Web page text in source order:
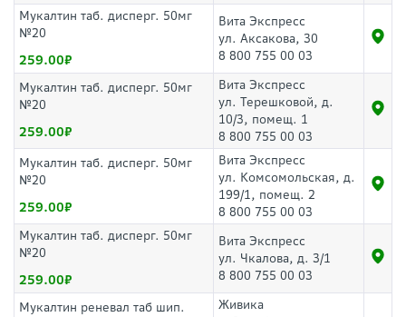
Мукалтин таб. дисперг. 50мг
№20
259.00
Вита Экспресс
ул. Аксакова, 30
8 800 755 00 03
Мукалтин таб. дисперг. 50мг
№20
259.00
Вита Экспресс
ул. Терешковой, д.
10/3, помещ. 1
8 800 755 00 03
Мукалтин таб. дисперг. 50мг
№20
259.00
Вита Экспресс
ул. Комсомольская, д.
199/1, помещ. 2
8 800 755 00 03
Мукалтин таб. дисперг. 50мг
№20
259.00
Вита Экспресс
ул. Чкалова, д. 3/1
8 800 755 00 03
Мукалтин реневал таб шип.
Живика